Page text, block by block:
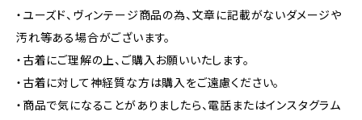
・ユーズド、ヴィンテージ商品の為、文章に記載がないダメージや
汚れ等ある場合がございます。
・古着にご理解の上、ご購入お願いいたします。
・古着に対して神経質な方は購入をご遠慮ください。
・商品で気になることがありましたら、電話またはインスタグラム